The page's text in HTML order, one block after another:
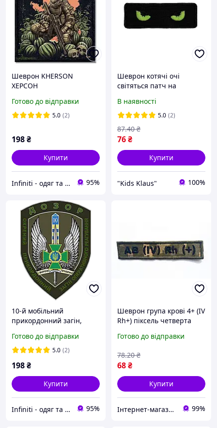
Шеврон KHERSON
ХЕРСОН
Готово до відправки
5.0 (2)
198₴
Купити
Infiniti - одяг та аксесуари 95%
Шеврон котячі очі
світяться патч на
тактична нашивка,
військовий
В наявності
5.0 (2)
76₴
87.40 ₴
Купити
"Kids Klaus" 100%
10-й мобільний
прикордонний загін,
окремий загін
оперативного реагування
Готово до відправки
5.0 (2)
198₴
Купити
Infiniti - одяг та аксесуари 95%
Шеврон група крові 4+ (IV
Rh+) піксель четверта
тактичний патч саржа
Готово до відправки
68₴
78.20 ₴
Купити
Інтернет-магазин «Світ іграшок» 99%